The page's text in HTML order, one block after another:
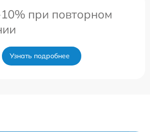
при повторном
Узнать подробнее